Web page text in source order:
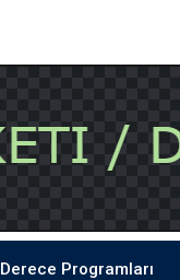
Derece Programları